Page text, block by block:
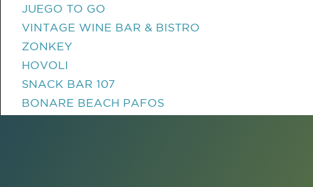
JUEGO TO GO
VINTAGE WINE BAR & BISTRO
ZONKEY
HOVOLI
SNACK BAR 107
BONARE BEACH PAFOS